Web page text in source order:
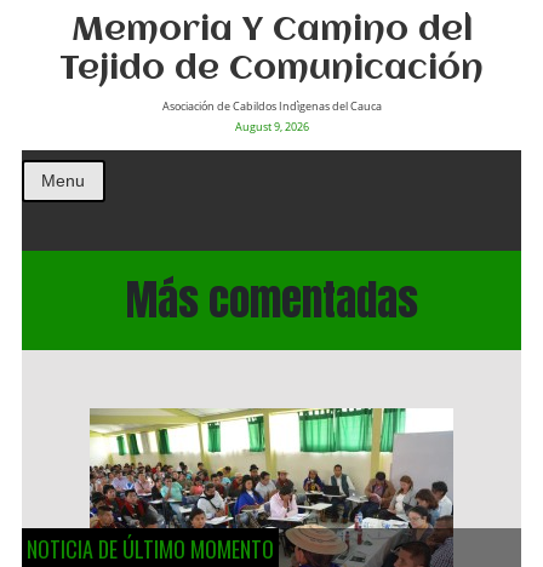
Memoria Y Camino del
Tejido de Comunicación
Asociación de Cabildos Indìgenas del Cauca
August 9, 2026
Menu
Más comentadas
NOTICIA DE ÚLTIMO MOMENTO